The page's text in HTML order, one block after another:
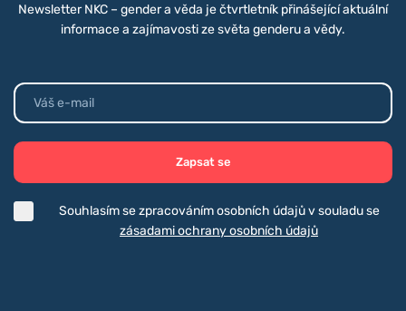
Newsletter NKC – gender a věda je čtvrtletník přinášející aktuální
informace a zajímavosti ze světa genderu a vědy.
Zapsat se
Souhlasím se zpracováním osobních údajů v souladu se
zásadami ochrany osobních údajů